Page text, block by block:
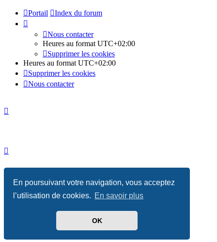
En poursuivant votre navigation, vous acceptez
l’utilisation de cookies. En savoir plus
OK
Portail Index du forum
Nous contacter
Heures au formatUTC+02:00
Supprimer les cookies
Heures au formatUTC+02:00
Supprimer les cookies
Nous contacter
Absolution style byPremium phpBB Styles